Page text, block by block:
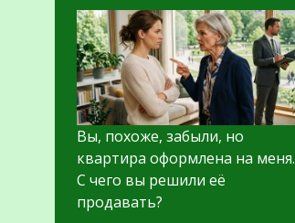
Вы, похоже, забыли, но
квартира оформлена на меня.
С чего вы решили её
продавать?